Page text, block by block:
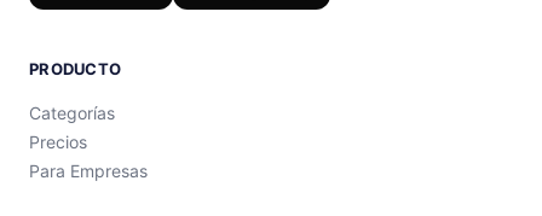
PRODUCTO
Categorías
Precios
Para Empresas